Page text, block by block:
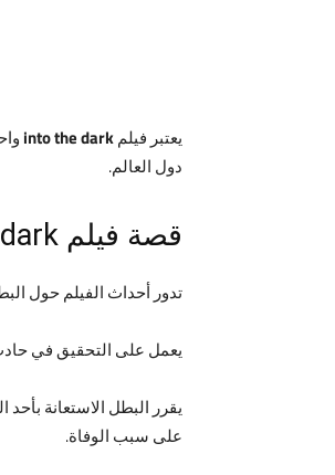
يعتبر فيلمinto the dark
دول العالم.
قصة فيلم into the dark
تدور أحداث الفيلم حول
يعمل على التحقيق في
يقرر البطل الاستعانة
على سبب الوفاة.